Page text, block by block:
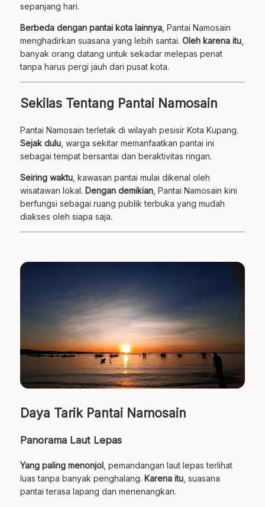
sepanjang hari.
Berbeda dengan pantai kota lainnya , Pantai Namosain
menghadirkan suasana yang lebih santai. Oleh karena itu
banyak orang datang untuk sekadar melepas penat
tanpa harus pergi jauh dari pusat kota.
Sekilas Tentang Pantai Namosain
Pantai Namosain terletak di wilayah pesisir Kota Kupang.
Sejak dulu , warga sekitar memanfaatkan pantai ini
sebagai tempat bersantai dan beraktivitas ringan.
Seiring waktu , kawasan pantai mulai dikenal oleh
wisatawan lokal. Dengan demikian , Pantai Namosain kini
berfungsi sebagai ruang publik terbuka yang mudah
diakses oleh siapa saja.
Daya Tarik Pantai Namosain
Panorama Laut Lepas
Yang paling menonjol , pemandangan laut lepas terlihat
luas tanpa banyak penghalang. Karena itu , suasana
pantai terasa lapang dan menenangkan.